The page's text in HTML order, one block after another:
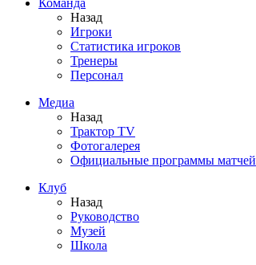
Команда
Назад
Игроки
Статистика игроков
Тренеры
Персонал
Медиа
Назад
Трактор TV
Фотогалерея
Официальные программы матчей
Клуб
Назад
Руководство
Музей
Школа